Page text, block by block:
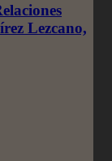
Lezcano,